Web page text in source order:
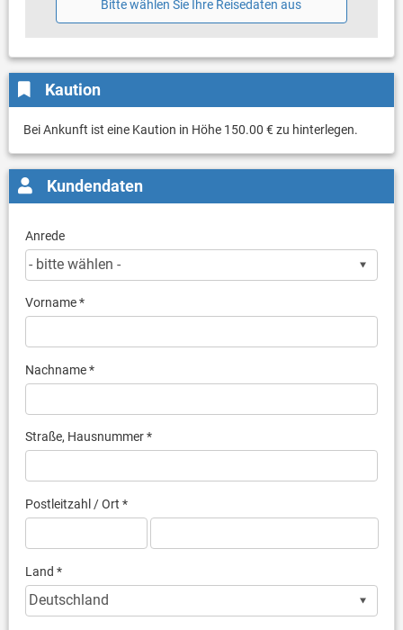
Bitte wählen Sie Ihre Reisedaten aus
Kaution
Bei Ankunft ist eine Kaution in Höhe 150.00 € zu hinterlegen.
Kundendaten
Anrede
Vorname *
Nachname *
Straße, Hausnummer *
Postleitzahl / Ort *
Land *